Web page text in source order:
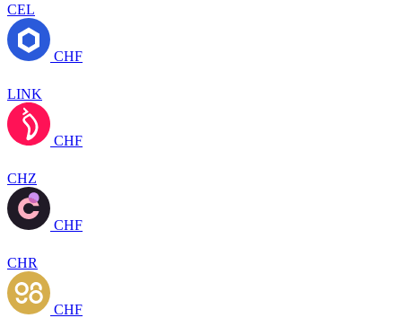
CEL
CHF
LINK
CHF
CHZ
CHF
CHR
CHF